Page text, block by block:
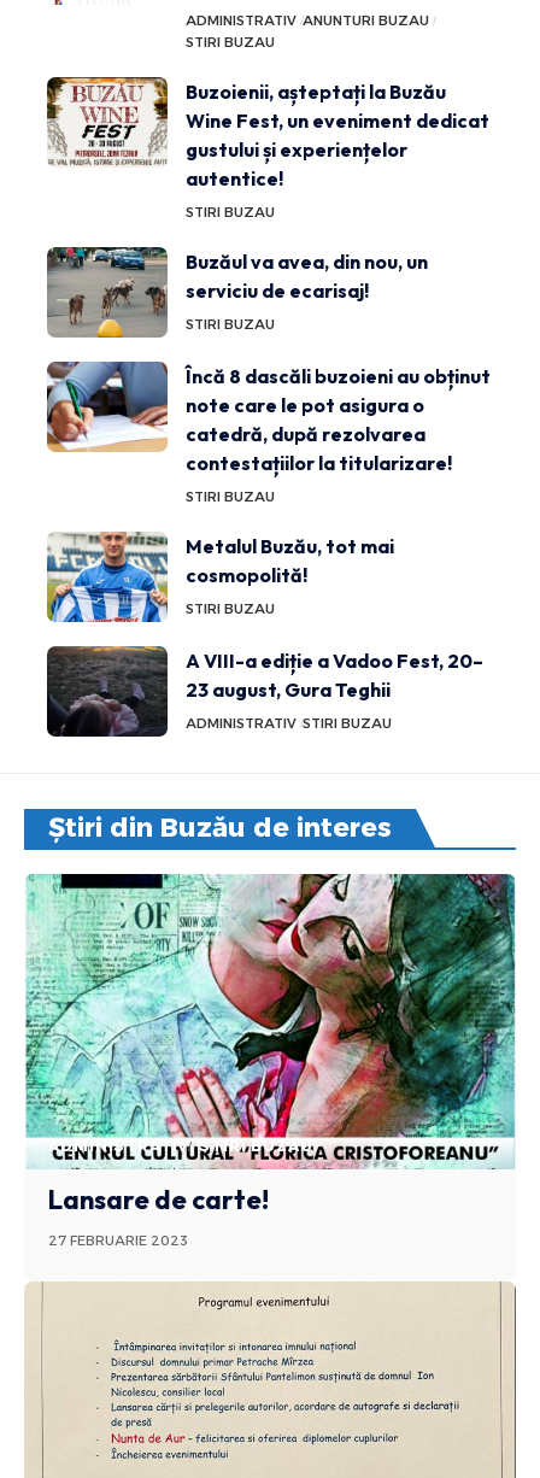
ADMINISTRATIV ANUNTURI BUZAU
STIRI BUZAU
Buzoienii, așteptați la Buzău
Wine Fest, un eveniment dedicat
gustului și experiențelor
autentice!
STIRI BUZAU
Buzăul va avea, din nou, un
serviciu de ecarisaj!
STIRI BUZAU
Încă 8 dascăli buzoieni au obținut
note care le pot asigura o
catedră, după rezolvarea
contestațiilor la titularizare!
STIRI BUZAU
Metalul Buzău, tot mai
cosmopolită!
STIRI BUZAU
A VIII-a ediție a Vadoo Fest, 20–
23 august, Gura Teghii
ADMINISTRATIV STIRI BUZAU
Știri din Buzău de interes
ADMINISTRATIV STIRI BUZAU
Lansare de carte!
27 FEBRUARIE 2023